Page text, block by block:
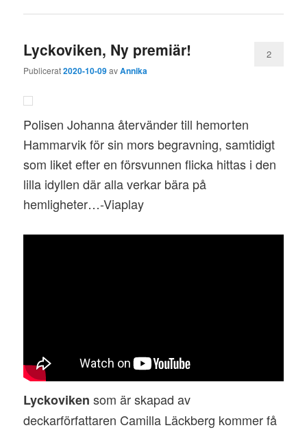
Lyckoviken, Ny premiär!
Publicerat2020-10-09avAnnika
2
Polisen Johanna återvänder till hemorten
Hammarvik för sin mors begravning, samtidigt
som liket efter en försvunnen flicka hittas i den
lilla idyllen där alla verkar bära på
hemligheter…-Viaplay
Lyckovikensom är skapad av
deckarförfattaren Camilla Läckberg kommer få